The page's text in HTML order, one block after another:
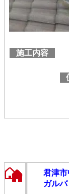
施工内容
君津
ガル